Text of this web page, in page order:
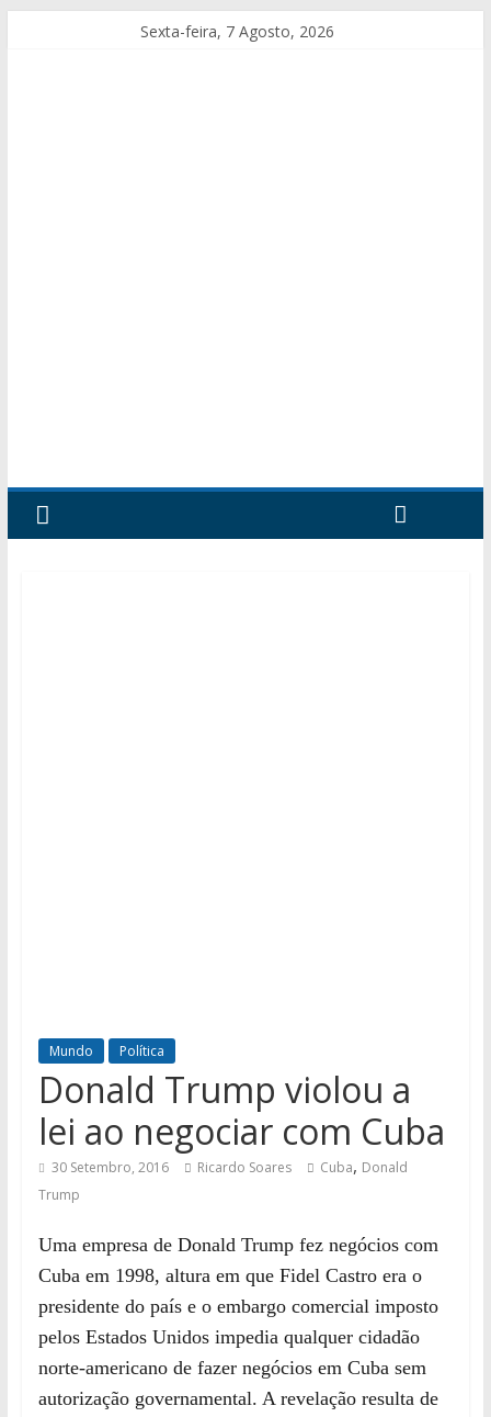
Sexta-feira, 7 Agosto, 2026
Mundo Política
Donald Trump violou a
lei ao negociar com Cuba
30 Setembro, 2016 Ricardo Soares Cuba, Donald
Trump
Uma empresa de Donald Trump fez negócios com
Cuba em 1998, altura em que Fidel Castro era o
presidente do país e oembargo comercial imposto
pelos Estados Unidos impedia qualquer cidadão
norte-americano de fazer negócios em Cuba sem
autorização governamental. A revelação resulta de